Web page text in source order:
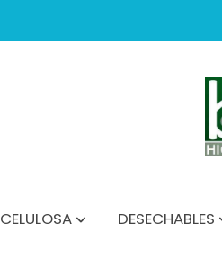
CELULOSA DESECHABLES